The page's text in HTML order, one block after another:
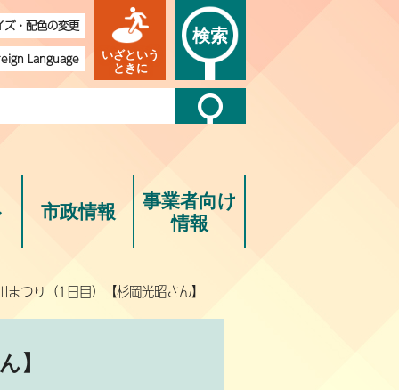
ズ・配色の変更
Language
いざという
ときに
検索
市政情報
事業者向け
情報
つり（1日目）【杉岡光昭さん】
】